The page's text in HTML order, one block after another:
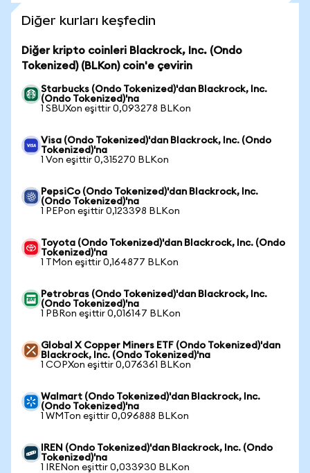
Diğer kurları keşfedin
Diğer kripto coinleri Blackrock, Inc. (Ondo
Tokenized) (BLKon) coin'e çevirin
Starbucks (Ondo Tokenized)'dan Blackrock, Inc.
(Ondo Tokenized)'na
1 SBUXon eşittir 0,093278 BLKon
Visa (Ondo Tokenized)'dan Blackrock, Inc. (Ondo
Tokenized)'na
1 Von eşittir 0,315270 BLKon
PepsiCo (Ondo Tokenized)'dan Blackrock, Inc.
(Ondo Tokenized)'na
1 PEPon eşittir 0,123398 BLKon
Toyota (Ondo Tokenized)'dan Blackrock, Inc. (Ondo
Tokenized)'na
1 TMon eşittir 0,164877 BLKon
Petrobras (Ondo Tokenized)'dan Blackrock, Inc.
(Ondo Tokenized)'na
1 PBRon eşittir 0,016147 BLKon
Global X Copper Miners ETF (Ondo Tokenized)'dan
Blackrock, Inc. (Ondo Tokenized)'na
1 COPXon eşittir 0,076361 BLKon
Walmart (Ondo Tokenized)'dan Blackrock, Inc.
(Ondo Tokenized)'na
1 WMTon eşittir 0,096888 BLKon
IREN (Ondo Tokenized)'dan Blackrock, Inc. (Ondo
Tokenized)'na
1 IRENon eşittir 0,033930 BLKon